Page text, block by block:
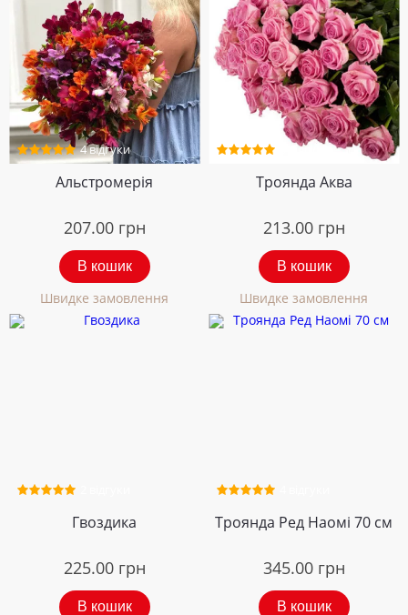
4 відгуки
Альстромерія
207.00 грн
В кошик
Швидке замовлення
5 відгуків
Троянда Аква
213.00 грн
В кошик
Швидке замовлення
Гвоздика
225.00 грн
В кошик
Троянда Ред Наомі 70 см
345.00 грн
В кошик